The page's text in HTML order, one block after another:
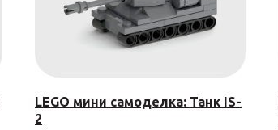
LEGO мини самоделка: Танк IS-
2